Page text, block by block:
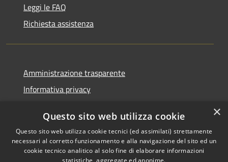
Leggi le FAQ
Richiesta assistenza
Amministrazione trasparente
Informativa privacy
Dichiarazione di accessibilità
×
Questo sito web utilizza cookie
Questo sito web utilizza cookie tecnici (ed assimilati) strettamente
necessari al corretto funzionamento e alla navigazione del sito ed un
cookie tecnico analitico al solo fine di elaborare informazioni
statistiche, aggregate ed anonime.